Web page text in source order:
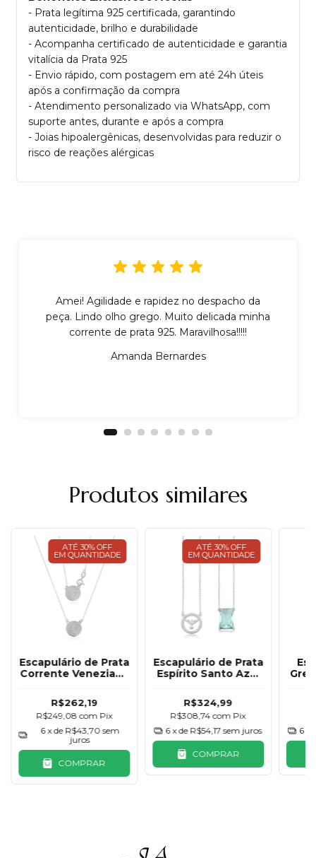
- Prata legítima 925 certificada, garantindo
autenticidade, brilho e durabilidade
- Acompanha certificado de autenticidade e garantia
vitalícia da Prata 925
- Envio rápido, com postagem em até 24h úteis
após a confirmação da compra
- Atendimento personalizado via WhatsApp, com
suporte antes, durante e após a compra
- Joias hipoalergênicas, desenvolvidas para reduzir o
risco de reações alérgicas
Amei! Agilidade e rapidez no despacho da
peça. Lindo olho grego. Muito delicada minha
corrente de prata 925. Maravilhosa!!!!!
Amanda Bernardes
Produtos similares
ATÉ 30% OFF
EM QUANTIDADE
Escapulário de Prata
Corrente Veneziana
R$262,19
R$249,08com Pix
6 x de R$43,70 sem
juros
COMPRAR
ATÉ 30% OFF
EM QUANTIDADE
Escapulário de Prata
Espírito Santo Azul
R$324,99
R$308,74com Pix
6 x de R$54,17 sem juros
COMPRAR
6